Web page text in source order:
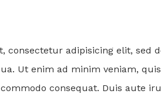
consectetur adipisicing elit, sed
Ut enim ad minim veniam,
consequat. Duis aute